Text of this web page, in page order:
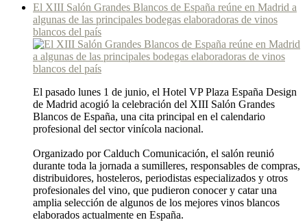
El XIII Salón Grandes Blancos de España reúne en Madrid a
algunas de las principales bodegas elaboradoras de vinos
blancos del país
El pasado lunes 1 de junio, el Hotel VP Plaza España Design
de Madrid acogió la celebración del XIII Salón Grandes
Blancos de España, una cita principal en el calendario
profesional del sector vinícola nacional.
Organizado por Calduch Comunicación, el salón reunió
durante toda la jornada a sumilleres, responsables de compras,
distribuidores, hosteleros, periodistas especializados y otros
profesionales del vino, que pudieron conocer y catar una
amplia selección de algunos de los mejores vinos blancos
elaborados actualmente en España.